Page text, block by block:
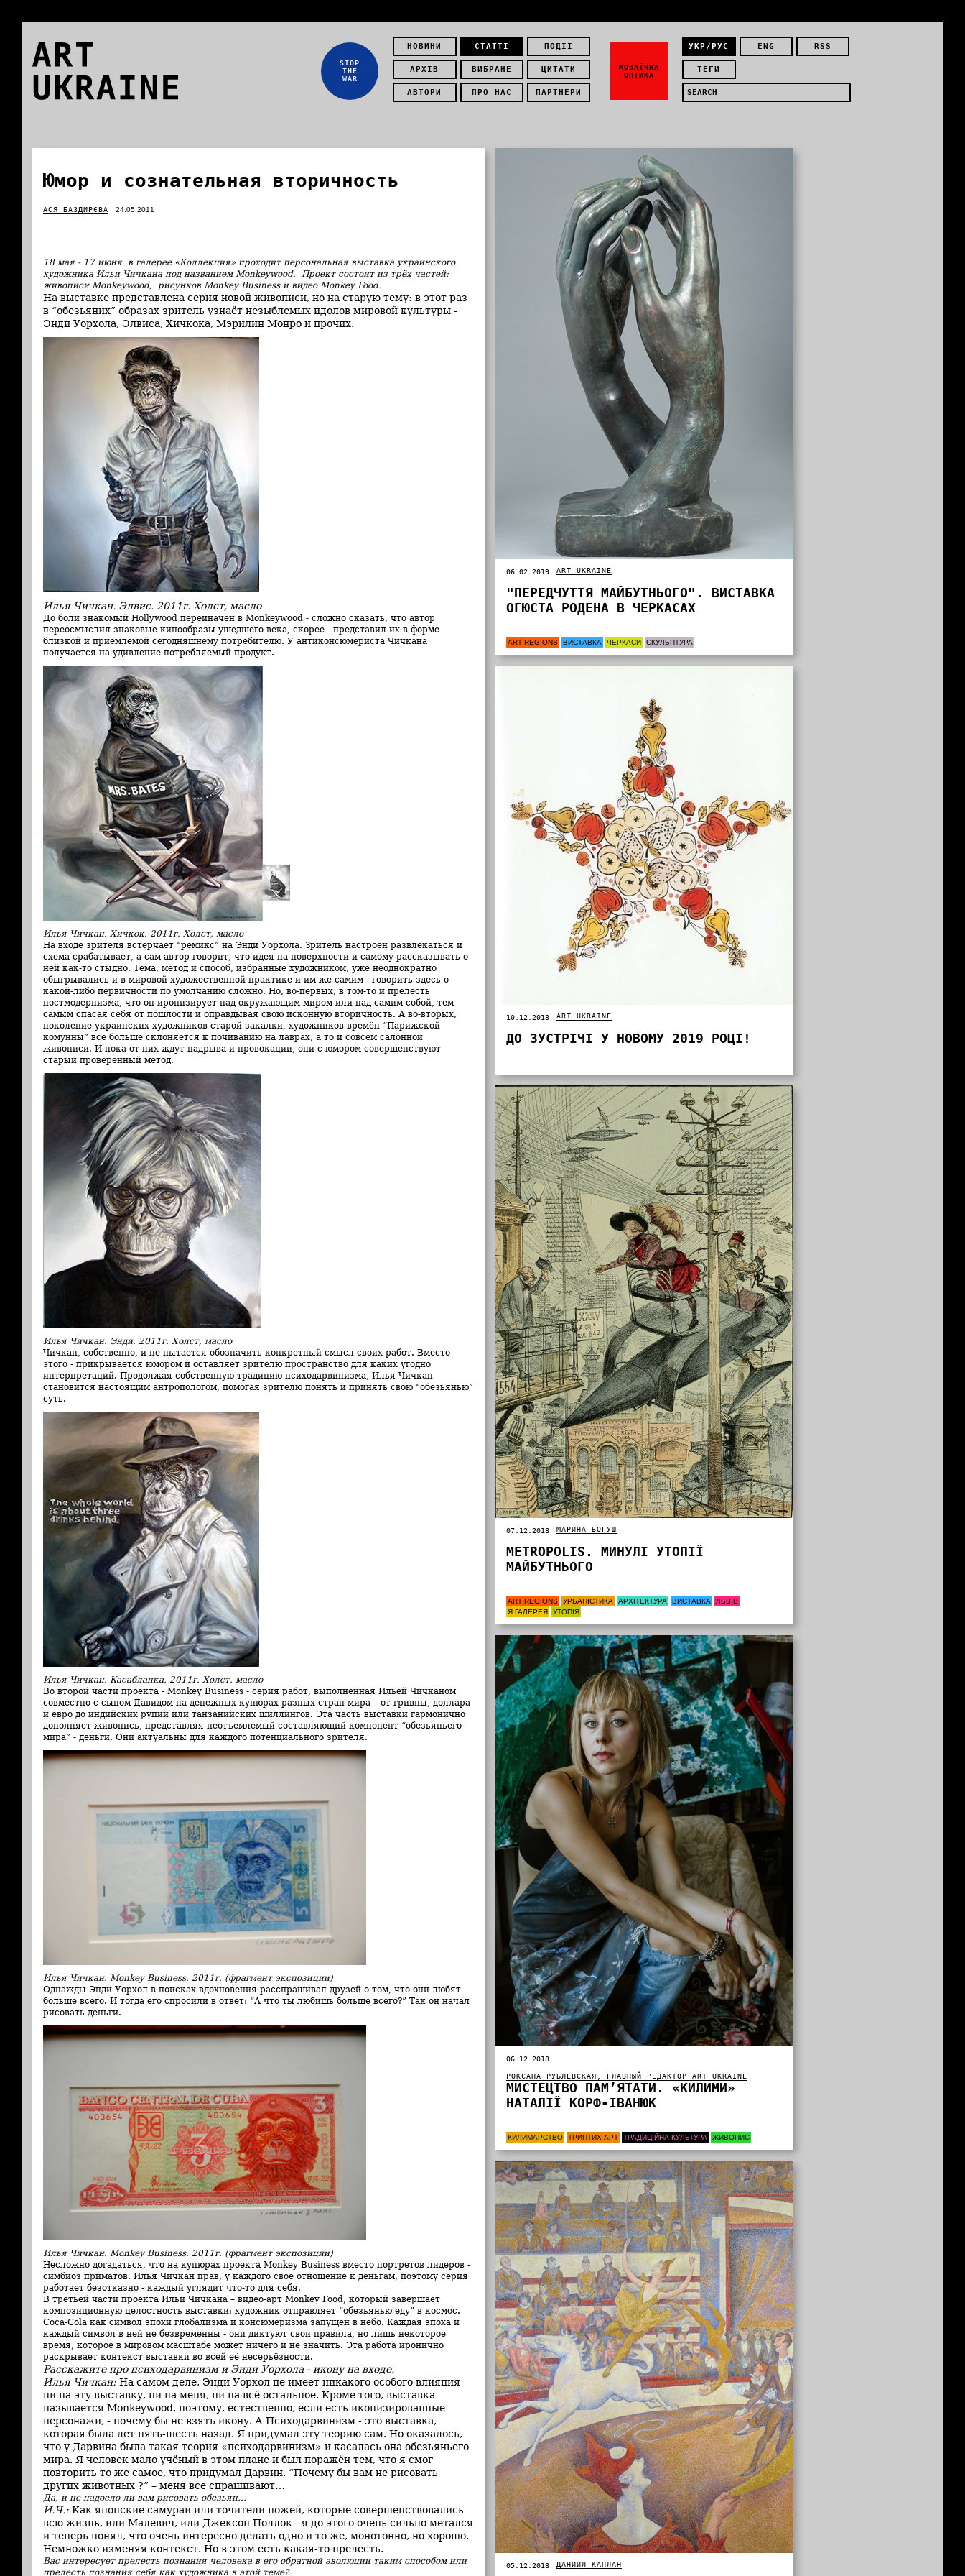
ART
UKRAINE
НОВИНИ СТАТТІ ПОДІЇ
АРХІВ ВИБРАНЕ ЦИТАТИ
АВТОРИ ПРО НАС ПАРТНЕРИ
STOP
THE
WAR
УКР/РУС ENG RSS
ТЕГИ
МОЗАЇЧНА
ОПТИКА
Юмор и сознательная вторичность
АСЯ БАЗДИРЄВА 24.05.2011
18 мая - 17 июня в галерее «Коллекция» проходит персональная выставка украинского
художника Ильи Чичкана под названием Monkeywood. Проект состоит из трёх частей:
живописи Monkeywood, рисунков Monkey Business и видео Monkey Food.
На выставке представлена серия новой живописи, но на старую тему: в этот раз
в “обезьяних” образах зритель узнаёт незыблемых идолов мировой культуры -
Энди Уорхола, Элвиса, Хичкока, Мэрилин Монро и прочих.
Илья Чичкан. Элвис. 2011г. Холст, масло
До боли знакомый Hollywood переиначен в Monkeywood - сложно сказать, что автор
переосмыслил знаковые кинообразы ушедшего века, скорее - представил их в форме
близкой и приемлемой сегодняшнему потребителю. У антиконсюмериста Чичкана
получается на удивление потребляемый продукт.
Илья Чичкан. Хичкок. 2011г. Холст, масло
На входе зрителя встерчает “ремикс” на Энди Уорхола. Зритель настроен развлекаться и
схема срабатывает, а сам автор говорит, что идея на поверхности и самому рассказывать о
ней как-то стыдно. Тема, метод и способ, избранные художником, уже неоднократно
обыгрывались и в мировой художественной практике и им же самим - говорить здесь о
какой-либо первичности по умолчанию сложно. Но, во-первых, в том-то и прелесть
постмодернизма, что он иронизирует над окружающим миром или над самим собой, тем
самым спасая себя от пошлости и оправдывая свою исконную вторичность. А во-вторых,
поколение украинских художников старой закалки, художников времён “Парижской
комунны” всё больше склоняется к почиванию на лаврах, а то и совсем салонной
живописи. И пока от них ждут надрыва и провокации, они с юмором совершенствуют
старый проверенный метод.
Илья Чичкан. Энди. 2011г. Холст, масло
Чичкан, собственно, и не пытается обозначить конкретный смысл своих работ. Вместо
этого - прикрывается юмором и оставляет зрителю пространство для каких угодно
интерпретаций. Продолжая собственную традицию психодарвинизма, Илья Чичкан
становится настоящим антропологом, помогая зрителю понять и принять свою “обезьянью”
суть.
Илья Чичкан. Касабланка. 2011г. Холст, масло
Во второй части проекта - Monkey Business - серия работ, выполненная Ильей Чичканом
совместно с сыном Давидом на денежных купюрах разных стран мира – от гривны, доллара
и евро до индийских рупий или танзанийских шиллингов. Эта часть выставки гармонично
дополняет живопись, представляя неотъемлемый составляющий компонент “обезьяньего
мира” - деньги. Они актуальны для каждого потенциального зрителя.
Илья Чичкан. Monkey Business. 2011г. (фрагмент экспозиции)
Однажды Энди Уорхол в поисках вдохновения расспрашивал друзей о том, что они любят
больше всего. И тогда его спросили в ответ: “А что ты любишь больше всего?” Так он начал
рисовать деньги.
Илья Чичкан. Monkey Business. 2011г. (фрагмент экспозиции)
Несложно догадаться, что на купюрах проекта Monkey Business вместо портретов лидеров -
симбиоз приматов. Илья Чичкан прав, у каждого своё отношение к деньгам, поэтому серия
работает безотказно - каждый углядит что-то для себя.
В третьей части проекта Ильи Чичкана – видео-арт Monkey Food, который завершает
композиционную целостность выставки: художник отправляет “обезьянью еду” в космос.
Coca-Cola как символ эпохи глобализма и консюмеризма запущен в небо. Каждая эпоха и
каждый символ в ней не безвременны - они диктуют свои правила, но лишь некоторое
время, которое в мировом масштабе может ничего и не значить. Эта работа иронично
раскрывает контекст выставки во всей её несерьёзности.
Расскажите про психодарвинизм и Энди Уорхола - икону на входе.
Илья Чичкан: На самом деле, Энди Уорхол не имеет никакого особого влияния
ни на эту выставку, ни на меня, ни на всё остальное. Кроме того, выставка
называется Monkeywood, поэтому, естественно, если есть иконизированные
персонажи, - почему бы не взять икону. А Психодарвинизм - это выставка,
которая была лет пять-шесть назад. Я придумал эту теорию сам. Но оказалось,
что у Дарвина была такая теория «психодарвинизм» и касалась она обезьяньего
мира. Я человек мало учёный в этом плане и был поражён тем, что я смог
повторить то же самое, что придумал Дарвин. “Почему бы вам не рисовать
других животных ?” – меня все спрашивают…
Да, и не надоело ли вам рисовать обезьян…
И.Ч.: Как японские самураи или точители ножей, которые совершенствовались
всю жизнь, или Малевич, или Джексон Поллок - я до этого очень сильно метался
и теперь понял, что очень интересно делать одно и то же, монотонно, но хорошо.
Немножко изменяя контекст. Но в этом есть какая-то прелесть.
Вас интересует прелесть познания человека в его обратной эволюции таким способом или
прелесть познания себя как художника в этой теме?
06.02.2019 ART UKRAINE
"ПЕРЕДЧУТТЯ МАЙБУТНЬОГО". ВИСТАВКА
ОГЮСТА РОДЕНА В ЧЕРКАСАХ
ART REGIONS ВИСТАВКА ЧЕРКАСИ СКУЛЬПТУРА
10.12.2018 ART UKRAINE
ДО ЗУСТРІЧІ У НОВОМУ 2019 РОЦІ!
07.12.2018 МАРИНА БОГУШ
METROPOLIS. МИНУЛІ УТОПІЇ
МАЙБУТНЬОГО
ART REGIONS УРБАНІСТИКА АРХІТЕКТУРА ВИСТАВКА
ЛЬВІВ
Я ГАЛЕРЕЯ
УТОПІЯ
06.12.2018
РОКСАНА РУБЛЕВСКАЯ, ГЛАВНЫЙ РЕДАКТОР ART UKRAINE
МИСТЕЦТВО ПАМ’ЯТАТИ. «КИЛИМИ»
НАТАЛІЇ КОРФ-ІВАНЮК
КИЛИМАРСТВО ТРИПТИХ АРТ ТРАДИЦІЙНА КУЛЬТУРА ЖИВОПИС
05.12.2018 ДАНИИЛ КАПЛАН